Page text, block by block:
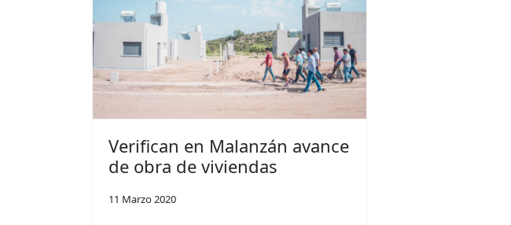
Verifican en Malanzán avance
de obra de viviendas
11 Marzo 2020